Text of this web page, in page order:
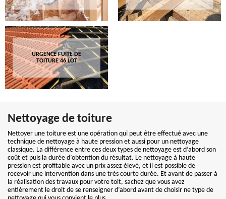
URGENCE FUITE DE
TOITURE 46 LOT
Nettoyage de toiture
Nettoyer une toiture est une opération qui peut être effectué avec une
technique de nettoyage à haute pression et aussi pour un nettoyage
classique. La différence entre ces deux types de nettoyage est d’abord son
coût et puis la durée d’obtention du résultat. Le nettoyage à haute
pression est profitable avec un prix assez élevé, et il est possible de
recevoir une intervention dans une très courte durée. Et avant de passer à
la réalisation des travaux pour votre toit, sachez que vous avez
entièrement le droit de se renseigner d’abord avant de choisir ne type de